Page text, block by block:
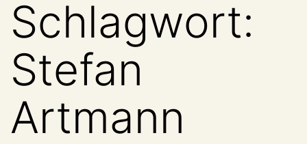
Schlagwort:
Stefan
Artmann